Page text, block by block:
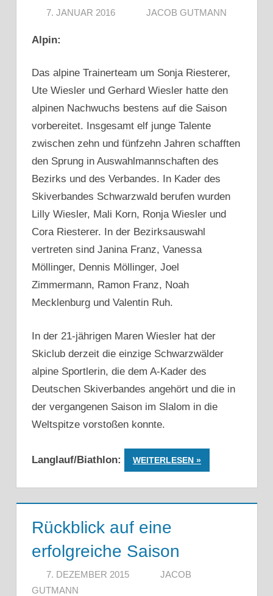
7. JANUAR 2016 JACOB GUTMANN
Alpin:
Das alpine Trainerteam um Sonja Riesterer,
Ute Wiesler und Gerhard Wiesler hatte den
alpinen Nachwuchs bestens auf die Saison
vorbereitet. Insgesamt elf junge Talente
zwischen zehn und fünfzehn Jahren schafften
den Sprung in Auswahlmannschaften des
Bezirks und des Verbandes. In Kader des
Skiverbandes Schwarzwald berufen wurden
Lilly Wiesler, Mali Korn, Ronja Wiesler und
Cora Riesterer. In der Bezirksauswahl
vertreten sind Janina Franz, Vanessa
Möllinger, Dennis Möllinger, Joel
Zimmermann, Ramon Franz, Noah
Mecklenburg und Valentin Ruh.
In der 21-jährigen Maren Wiesler hat der
Skiclub derzeit die einzige Schwarzwälder
alpine Sportlerin, die dem A-Kader des
Deutschen Skiverbandes angehört und die in
der vergangenen Saison im Slalom in die
Weltspitze vorstoßen konnte.
Langlauf/Biathlon: WEITERLESEN
Rückblick auf eine
erfolgreiche Saison
7. DEZEMBER 2015
JACOB
GUTMANN